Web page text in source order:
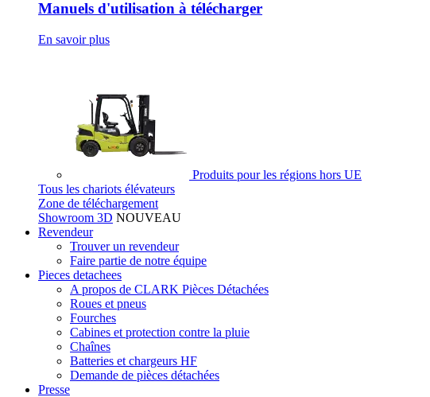
Manuels d'utilisation à télécharger
En savoir plus
Produits pour les régions hors UE
Tous les chariots élévateurs
Zone de téléchargement
Showroom 3D NOUVEAU
Revendeur
Trouver un revendeur
Faire partie de notre équipe
Pieces detachees
A propos de CLARK Pièces Détachées
Roues et pneus
Fourches
Cabines et protection contre la pluie
Chaînes
Batteries et chargeurs HF
Demande de pièces détachées
Presse